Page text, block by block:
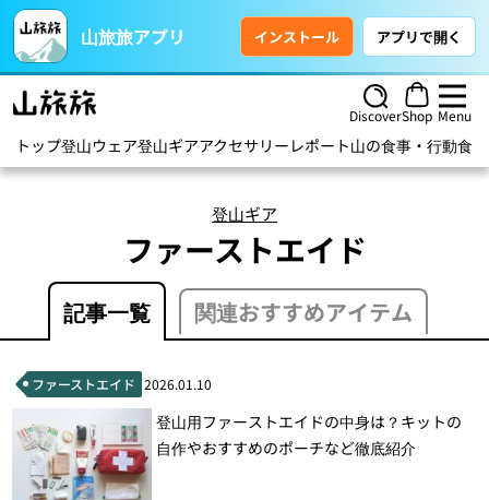
山旅旅アプリ インストール アプリで開く
DiscoverShop Menu
トップ登山ウェア登山ギアアクセサリー レポート山の食事・行動食
登山ギア
ファーストエイド
記事一覧 関連おすすめアイテム
ファーストエイド 2026.01.10
登山用ファーストエイドの中身は？キットの
自作やおすすめのポーチなど徹底紹介